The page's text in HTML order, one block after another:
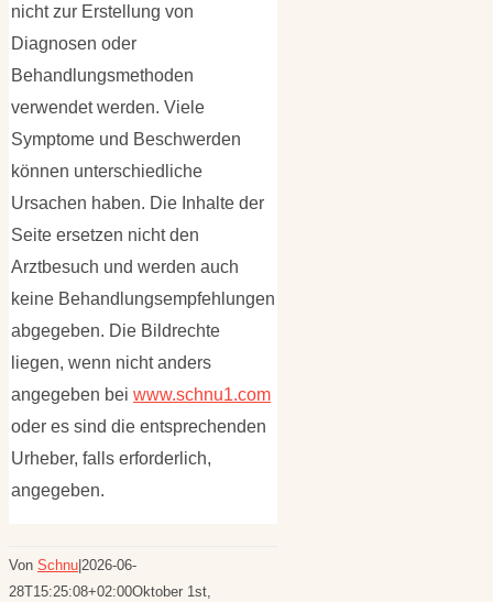
nicht zur Erstellung von
Diagnosen oder
Behandlungsmethoden
verwendet werden. Viele
Symptome und Beschwerden
können unterschiedliche
Ursachen haben. Die Inhalte der
Seite ersetzen nicht den
Arztbesuch und werden auch
keine Behandlungsempfehlungen
abgegeben. Die Bildrechte
liegen, wenn nicht anders
angegeben bei www.schnu1.com
oder es sind die entsprechenden
Urheber, falls erforderlich,
angegeben.
Von Schnu 2026-06-
28T15:25:08+02:00Oktober 1st,